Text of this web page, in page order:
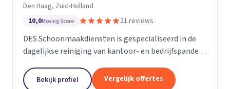
Den Haag, Zuid-Holland
10,0Moving Score 21 reviews
DES Schoonmaakdiensten is gespecialiseerd in de
dagelijkse reiniging van kantoor- en bedrijfspanden
ervaring in de glas- en gevelreiniging. Maar met...
Bekijk profiel Vergelijk offertes